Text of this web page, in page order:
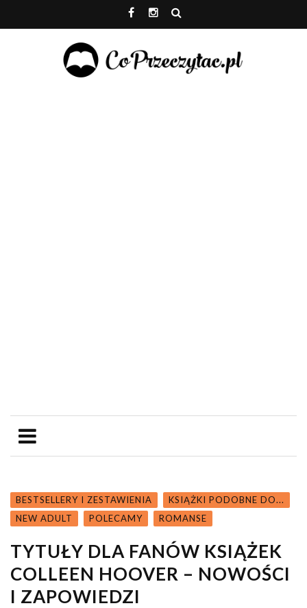
BESTSELLERY I ZESTAWIENIA
KSIĄŻKI PODOBNE DO...
NEW ADULT
POLECAMY ROMANSE
TYTUŁY DLA FANÓW KSIĄŻEK
COLLEEN HOOVER – NOWOŚCI
I ZAPOWIEDZI